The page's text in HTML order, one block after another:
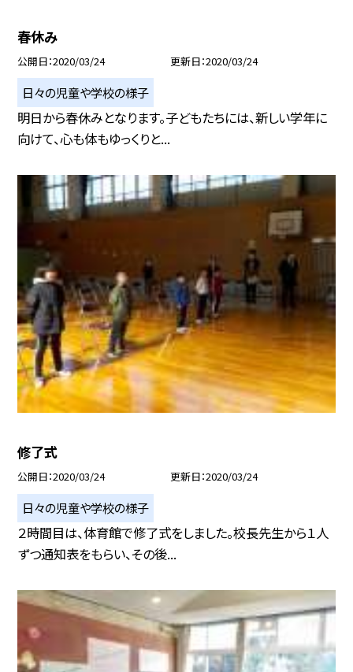
春休み
公開日 2020/03/24 更新日 2020/03/24
日々の児童や学校の様子
明日から春休みとなります。子どもたちには、新しい学年に
向けて、心も体もゆっくりと...
修了式
公開日 2020/03/24 更新日 2020/03/24
日々の児童や学校の様子
２時間目は、体育館で修了式をしました。校長先生から１人
ずつ通知表をもらい、その後...